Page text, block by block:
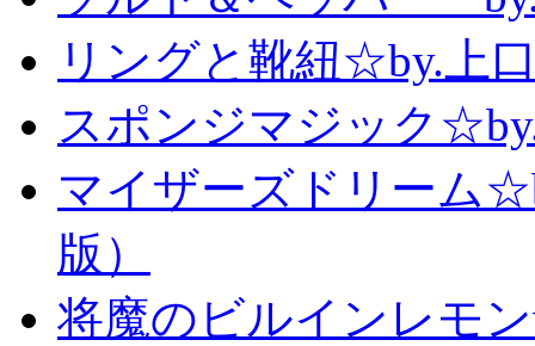
リングと靴紐☆by.上
スポンジマジック
マイザーズドリーム
版）
将魔のビルインレモ